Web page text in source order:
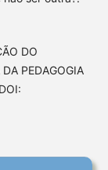
DO
PEDAGOGIA